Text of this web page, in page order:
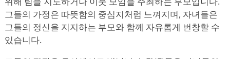
그들의 가정은 따뜻함의 중심지처럼 느껴지며, 자녀들은
그들의 정신을 지지하는 부모와 함께 자유롭게 번창할 수
있습니다.